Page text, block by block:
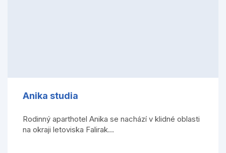
Anika studia
Rodinný aparthotel Anika se nachází v klidné oblasti
na okraji letoviska Falirak...